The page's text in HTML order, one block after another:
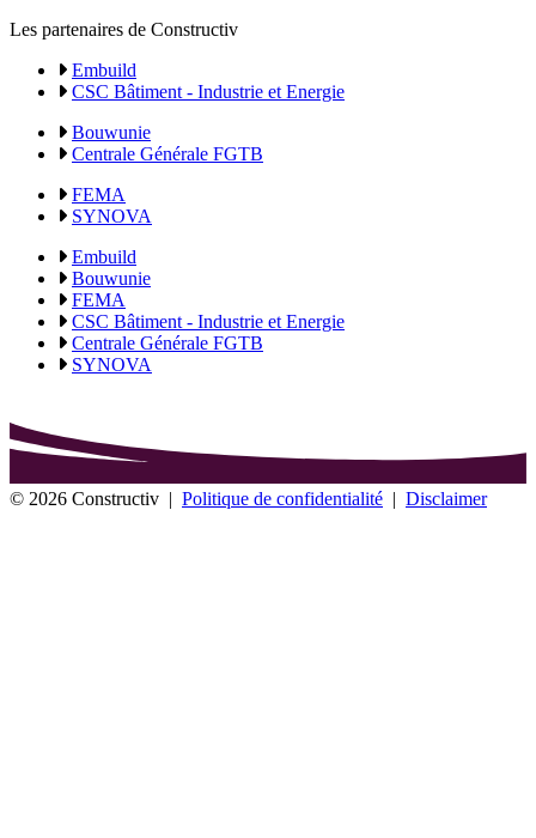
Les partenaires de Constructiv
Embuild
CSC Bâtiment - Industrie et Energie
Bouwunie
Centrale Générale FGTB
FEMA
SYNOVA
Embuild
Bouwunie
FEMA
CSC Bâtiment - Industrie et Energie
Centrale Générale FGTB
SYNOVA
© 2026 Constructiv | Politique de confidentialité | Disclaimer